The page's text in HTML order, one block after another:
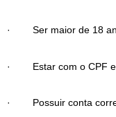
· Ser maior de 18
· Estar com o CPF
· Possuir conta